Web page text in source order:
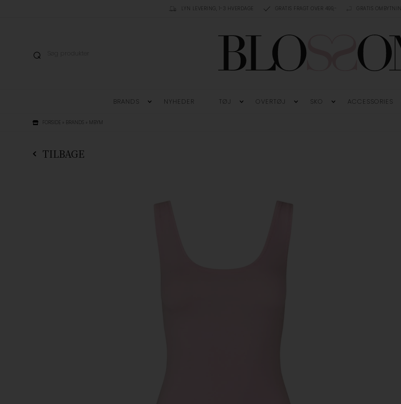
LYN LEVERING, 1-3 HVERDAGE GRATIS FRAGT OVER 499,- GRATIS
BRANDS NYHEDER TØJ OVERTØJ SKO ACCESSORIES
FORSIDE » BRANDS » MBYM
TILBAGE